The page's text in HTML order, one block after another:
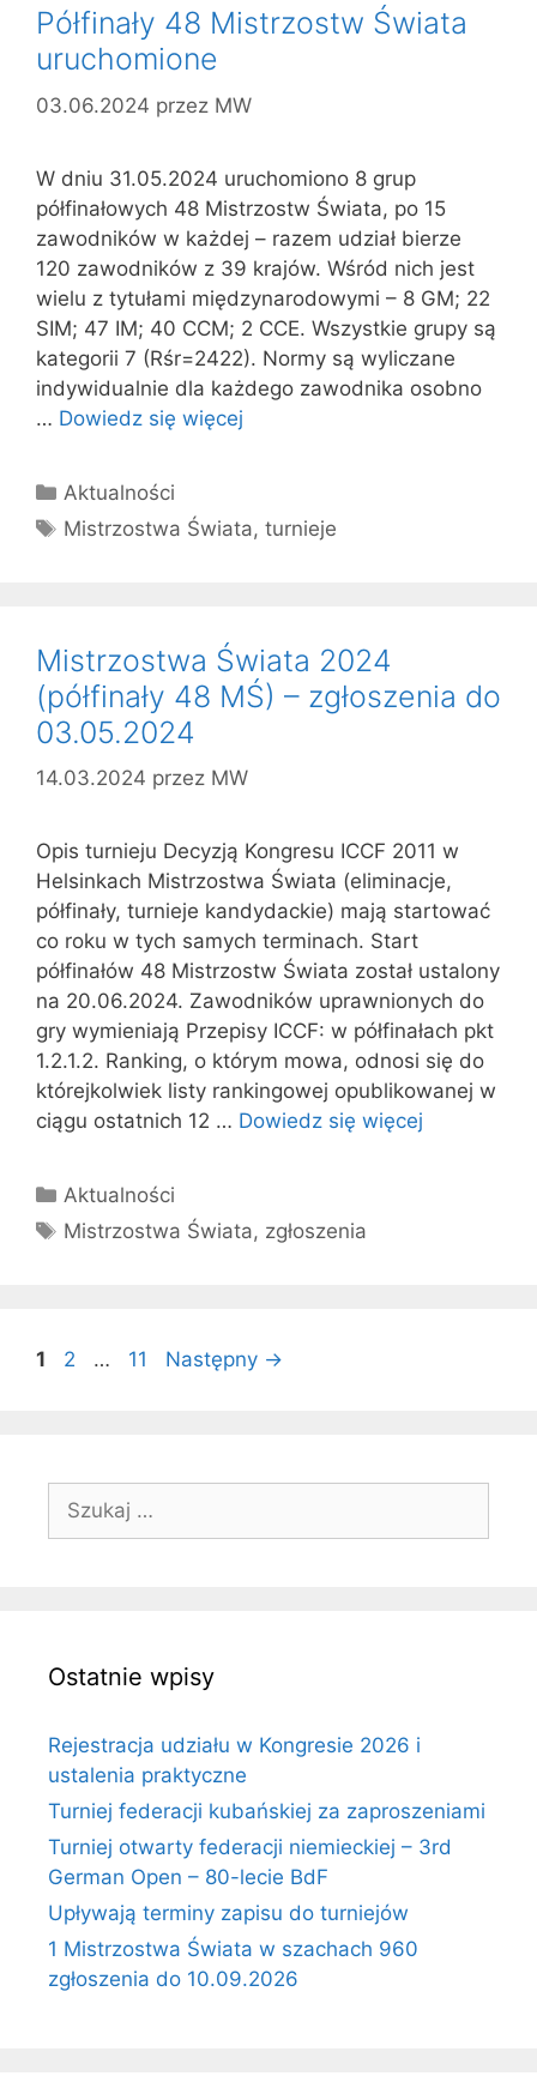
Półfinały 48 Mistrzostw Świata
uruchomione
03.06.2024 przez MW
W dniu 31.05.2024 uruchomiono 8 grup
półfinałowych 48 Mistrzostw Świata, po 15
zawodników w każdej – razem udział bierze
120 zawodników z 39 krajów. Wśród nich jest
wielu z tytułami międzynarodowymi – 8 GM; 22
SIM; 47 IM; 40 CCM; 2 CCE. Wszystkie grupy są
kategorii 7 (Rśr=2422). Normy są wyliczane
indywidualnie dla każdego zawodnika osobno
… Dowiedz się więcej
Kategorie
Aktualności
Tagi
Mistrzostwa Świata,turnieje
Mistrzostwa Świata 2024
(półfinały 48 MŚ) – zgłoszenia do
03.05.2024
14.03.2024 przez MW
Opis turnieju Decyzją Kongresu ICCF 2011 w
Helsinkach Mistrzostwa Świata (eliminacje,
półfinały, turnieje kandydackie) mają startować
co roku w tych samych terminach. Start
półfinałów 48 Mistrzostw Świata został ustalony
na 20.06.2024. Zawodników uprawnionych do
gry wymieniają Przepisy ICCF: w półfinałach pkt
1.2.1.2. Ranking, o którym mowa, odnosi się do
którejkolwiek listy rankingowej opublikowanej w
ciągu ostatnich 12 … Dowiedz się więcej
Kategorie
Aktualności
Tagi
Mistrzostwa Świata, zgłoszenia
Strona
1 Strona
2 … Strona
11 Następny →
Szukaj:
Ostatnie wpisy
Rejestracja udziału w Kongresie 2026 i
ustalenia praktyczne
Turniej federacji kubańskiej za zaproszeniami
Turniej otwarty federacji niemieckiej – 3rd
German Open – 80-lecie BdF
Upływają terminy zapisu do turniejów
1 Mistrzostwa Świata w szachach 960
zgłoszenia do 10.09.2026